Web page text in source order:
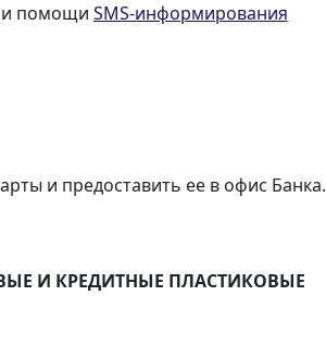
помощи SMS-информирования
и предоставить ее в офис Банка.
И КРЕДИТНЫЕ ПЛАСТИКОВЫЕ